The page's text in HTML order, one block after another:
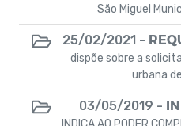
São Miguel
25/02/2021 -
dispõe sobre a
urbana
03/05/2019 -